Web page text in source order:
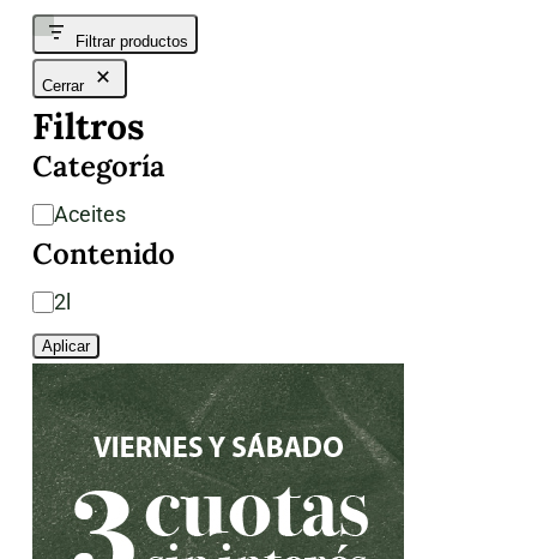
Filtrar productos
Cerrar
Filtros
Categoría
Categoría
Aceites
Contenido
Contenido
2l
Aplicar